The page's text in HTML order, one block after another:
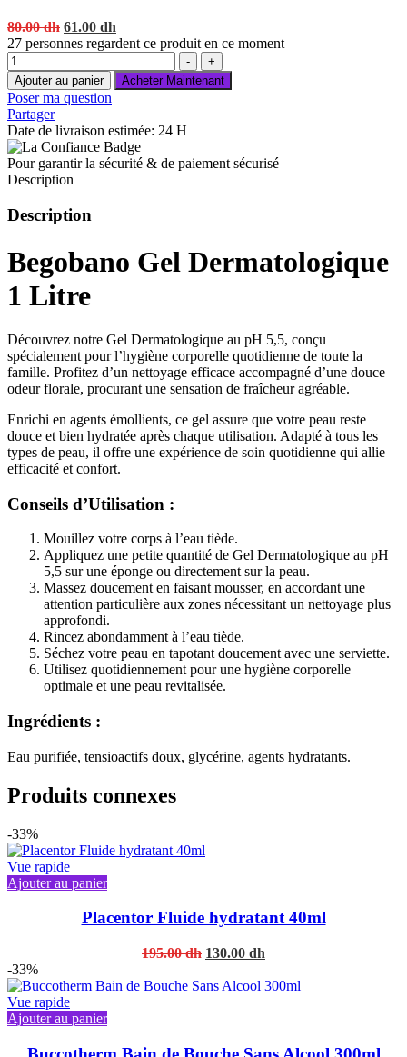
80.00dh Original
price
80.00 dh.
61.00 dh
price
61.00 dh.
27 personnes regardent ce produit en ce moment
Quantité
-
+
Ajouter au panier
Acheter Maintenant
Poser ma question
Partager
Date de livraison estimée: 24 H
Pour garantir la sécurité & de paiement sécurisé
Description
Description
Begobano Gel Dermatologique
1 Litre
Découvrez notre Gel Dermatologique au pH 5,5, conçu
spécialement pour l’hygiène corporelle quotidienne de toute la
famille. Profitez d’un nettoyage efficace accompagné d’une douce
odeur florale, procurant une sensation de fraîcheur agréable.
Enrichi en agents émollients, ce gel assure que votre peau reste
douce et bien hydratée après chaque utilisation. Adapté à tous les
types de peau, il offre une expérience de soin quotidienne qui allie
efficacité et confort.
Conseils d’Utilisation :
Mouillez votre corps à l’eau tiède.
Appliquez une petite quantité de Gel Dermatologique au pH
5,5 sur une éponge ou directement sur la peau.
Massez doucement en faisant mousser, en accordant une
attention particulière aux zones nécessitant un nettoyage plus
approfondi.
Rincez abondamment à l’eau tiède.
Séchez votre peau en tapotant doucement avec une serviette.
Utilisez quotidiennement pour une hygiène corporelle
optimale et une peau revitalisée.
Ingrédients :
Eau purifiée, tensioactifs doux, glycérine, agents hydratants.
Produits connexes
-33%
Vue rapide
Ajouter au panier
Placentor Fluide hydratant 40ml
195.00dh Original
was:
130.00 dh
is:
-33%
Vue rapide
Ajouter au panier